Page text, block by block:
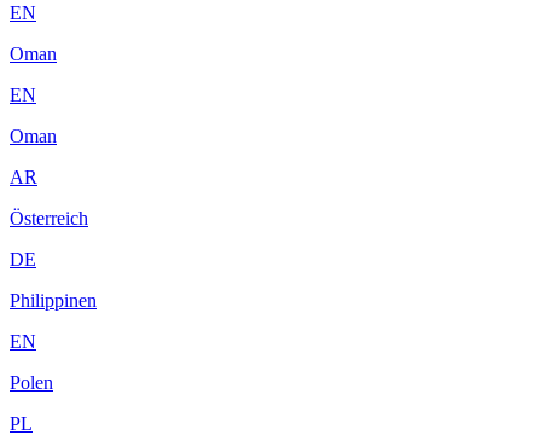
EN
Oman
EN
Oman
AR
Österreich
DE
Philippinen
EN
Polen
PL